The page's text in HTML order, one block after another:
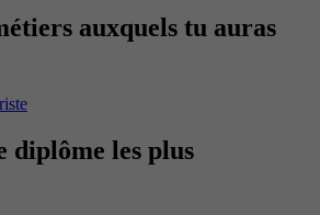
auxquels tu auras
diplôme les plus